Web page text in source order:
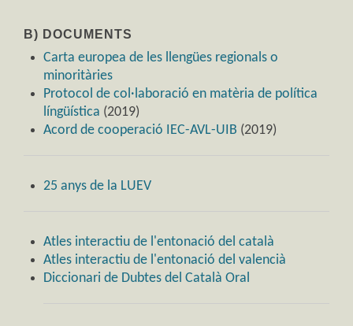
B) DOCUMENTS
Carta europea de les llengües regionals o
minoritàries
Protocol de col·laboració en matèria de política
língüística (2019)
Acord de cooperació IEC-AVL-UIB (2019)
25 anys de la LUEV
Atles interactiu de l'entonació del català
Atles interactiu de l'entonació del valencià
Diccionari de Dubtes del Català Oral